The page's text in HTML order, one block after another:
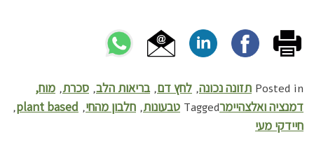
Posted in תזונה נכונה, לחץ דם,בריאות הלב, סכרת, מוח,
דמנציה ואלצהיימרTagged טבעונות, חלבון מהחי,
plant based
,
חיידקי מעי